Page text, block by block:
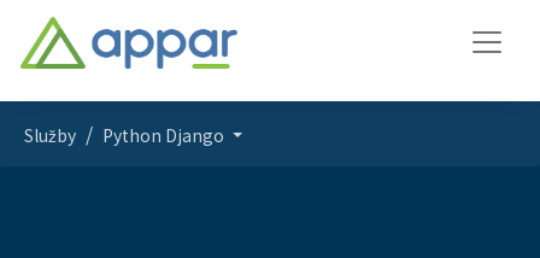
Služby Python Django